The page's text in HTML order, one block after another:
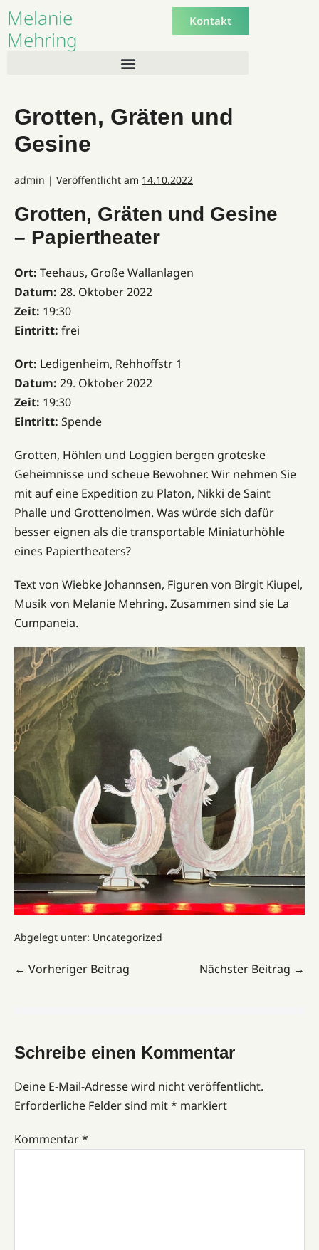
Melanie
Mehring
Kontakt
Grotten, Gräten und
Gesine
admin | Veröffentlicht am 14.10.2022
Grotten, Gräten und Gesine
– Papiertheater
Ort: Teehaus, Große Wallanlagen
Datum: 28. Oktober 2022
Zeit: 19:30
Eintritt: frei
Ort: Ledigenheim, Rehhoffstr 1
Datum: 29. Oktober 2022
Zeit: 19:30
Eintritt: Spende
Grotten, Höhlen und Loggien bergen groteske
Geheimnisse und scheue Bewohner. Wir nehmen Sie
mit auf eine Expedition zu Platon, Nikki de Saint
Phalle und Grottenolmen. Was würde sich dafür
besser eignen als die transportable Miniaturhöhle
eines Papiertheaters?
Text von Wiebke Johannsen, Figuren von Birgit Kiupel,
Musik von Melanie Mehring. Zusammen sind sie La
Cumpaneia.
Abgelegt unter: Uncategorized
← Vorheriger Beitrag Nächster Beitrag →
Schreibe einen Kommentar
Deine E-Mail-Adresse wird nicht veröffentlicht.
Erforderliche Felder sind mit* markiert
Kommentar*